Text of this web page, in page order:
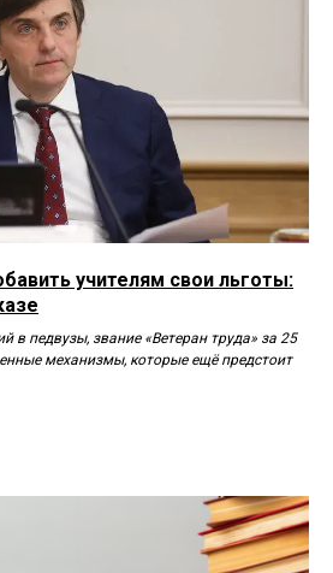
учителям свои льготы:
в педвузы, звание «Ветеран труда» за 25
механизмы, которые ещё предстоит